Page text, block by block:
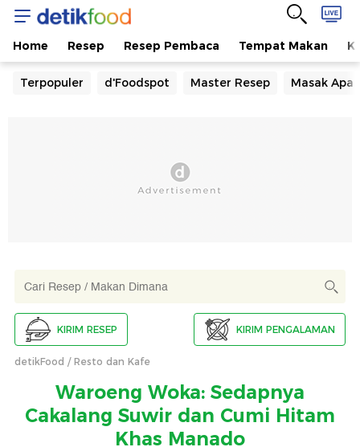
Home Resep Resep Pembaca Tempat Makan
Terpopuler d'Foodspot Master Resep Masak Apa
KIRIM RESEP KIRIM PENGALAMAN
detikFood Resto dan Kafe
Waroeng Woka: Sedapnya
Cakalang Suwir dan Cumi Hitam
Khas Manado